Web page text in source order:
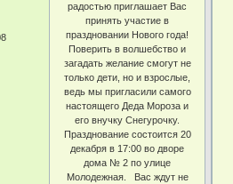
радостью приглашает Вас
принять участие в
праздновании Нового года!
Поверить в волшебство и
загадать желание смогут не
только дети, но и взрослые,
ведь мы пригласили самого
настоящего Деда Мороза и
его внучку Снегурочку.
Празднование состоится 20
декабря в 17:00 во дворе
дома № 2 по улице
Молодежная. Вас ждут не